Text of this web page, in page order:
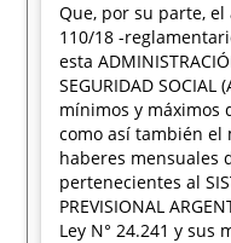
Que, por su parte, el
110/18 -
esta
SEGURIDAD
mínimos y máximos
como así también el
haberes mensuales
pertenecientes al
PREVISIONAL
Ley N° 24.241 y sus